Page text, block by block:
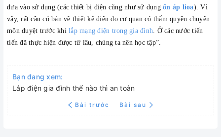
đưa vào sử dụng (các thiết bị điện cũng như sử dụng ổn áp lioa). Vì
vậy, rất cần có bản vẽ thiết kế điện do cơ quan có thẩm quyền chuyên
môn duyệt trước khi lắp mạng điện trong gia đình. Ở các nước tiến
tiến đã thực hiện được từ lâu, chúng ta nên học tập”.
Bạn đang xem:
Lắp điện gia đình thế nào thì an toàn
Bài trước Bài sau